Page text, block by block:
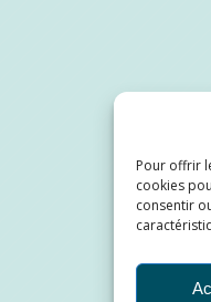
Pour offrir
cookies
consentir